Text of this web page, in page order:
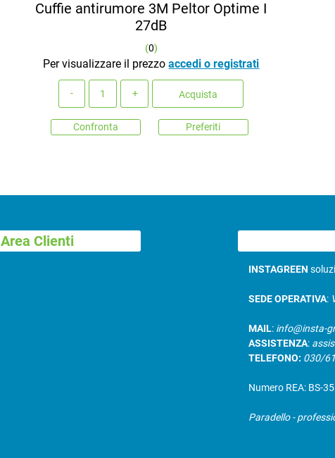
Cuffie antirumore 3M Peltor Optime I
27dB
(0)
Per visualizzare il prezzoaccedi o registrati
Acquista
Confronta Preferiti
Area Clienti
INSTAGREEN
SEDE OPERATIVA:
MAIL: info@insta-
ASSISTENZA:
TELEFONO: 030/
Numero REA: BS-
Paradello -